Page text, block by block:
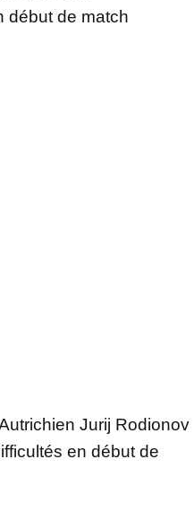
début de match
Jurij Rodionov
en début de